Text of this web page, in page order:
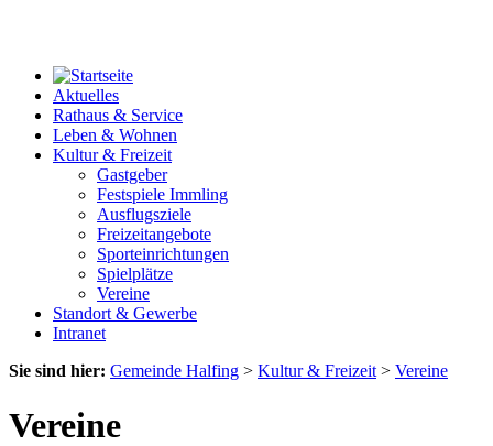
Aktuelles
Rathaus & Service
Leben & Wohnen
Kultur & Freizeit
Gastgeber
Festspiele Immling
Ausflugsziele
Freizeitangebote
Sporteinrichtungen
Spielplätze
Vereine
Standort & Gewerbe
Intranet
Sie sind hier: Gemeinde Halfing > Kultur & Freizeit > Vereine
Vereine